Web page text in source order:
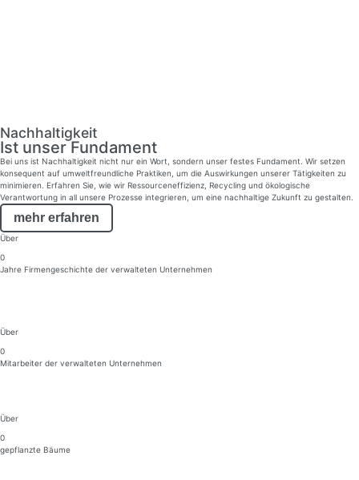
Nachhaltigkeit
Ist unser Funda­ment
Bei uns ist Nachhaltigkeit nicht nur ein Wort, sondern unser festes Fundament. Wir setzen
konsequent auf umweltfreundliche Praktiken, um die Auswirkungen unserer Tätigkeiten zu
minimieren. Erfahren Sie, wie wir Ressourceneffizienz, Recycling und ökologische
Verantwortung in all unsere Prozesse integrieren, um eine nachhaltige Zukunft zu gestalten.
mehr erfahren
Über
0
Jahre Firmengeschichte der verwalteten Unternehmen
Über
0
Mitarbeiter der ver­­walteten Unternehmen
Über
0
gepflanzte Bäume